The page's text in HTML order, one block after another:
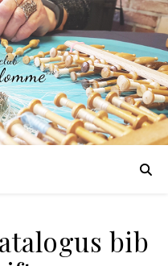
bib